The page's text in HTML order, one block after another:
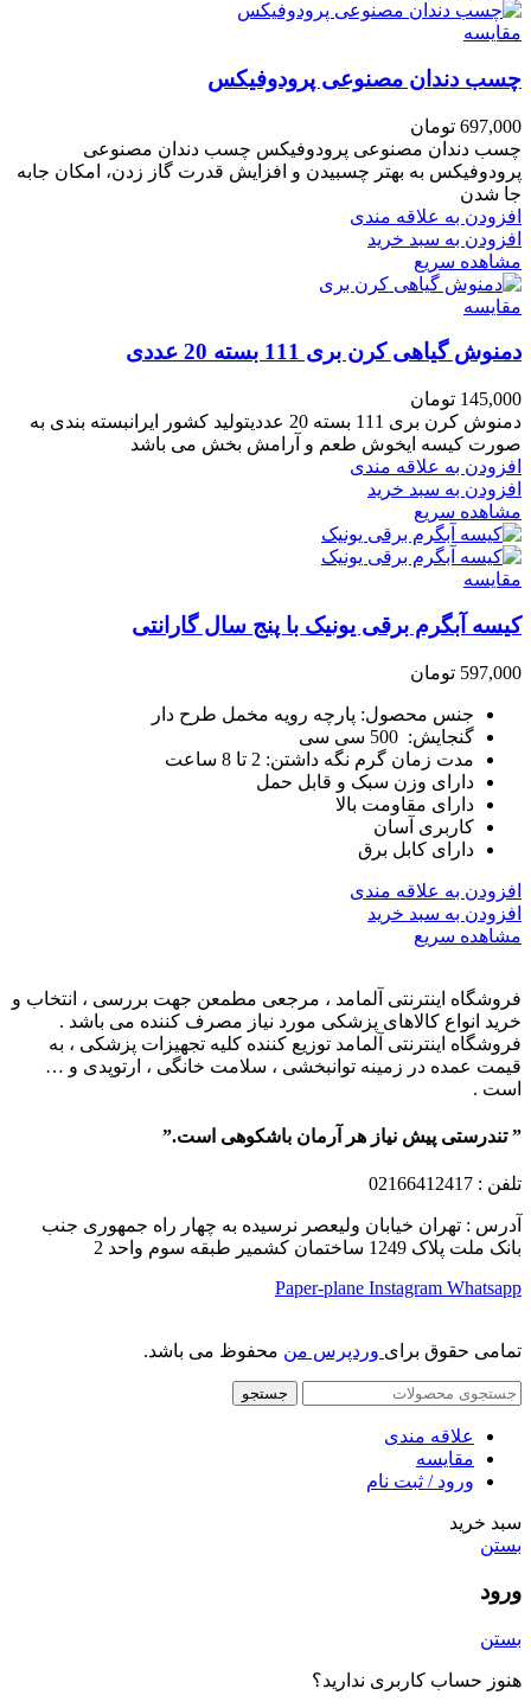
مقایسه
چسب دندان مصنوعی پرودوفیکس
697,000 تومان
چسب دندان مصنوعی پرودوفیکس چسب دندان مصنوعی
پرودوفیکس به بهتر چسبیدن و افزایش قدرت گاز زدن، امکان جابه
جا شدن
افزودن به علاقه مندی
افزودن به سبد خرید
مشاهده سریع
مقایسه
دمنوش گیاهی کرن بری 111 بسته 20 عددی
145,000 تومان
دمنوش کرن بری 111 بسته 20 عددیتولید کشور ایرانبسته بندی به
صورت کیسه ایخوش طعم و آرامش بخش می باشد
افزودن به علاقه مندی
افزودن به سبد خرید
مشاهده سریع
مقایسه
کیسه آبگرم برقی یونیک با پنج سال گارانتی
597,000 تومان
جنس محصول: پارچه رویه مخمل طرح دار
گنجایش: 500 سی سی
مدت زمان گرم نگه داشتن: 2 تا 8 ساعت
دارای وزن سبک و قابل حمل
دارای مقاومت بالا
کاربری آسان
دارای کابل برق
افزودن به علاقه مندی
افزودن به سبد خرید
مشاهده سریع
فروشگاه اینترنتی آلمامد ، مرجعی مطمعن جهت بررسی ، انتخاب و
خرید انواع کالاهای پزشکی مورد نیاز مصرف کننده می باشد .
فروشگاه اینترنتی آلمامد توزیع کننده کلیه تجهیزات پزشکی ، به
قیمت عمده در زمینه توانبخشی ، سلامت خانگی ، ارتوپدی و …
است .
” تندرستی پیش نیاز هر آرمان باشکوهی است.”
تلفن : 02166412417
آدرس : تهران خیابان ولیعصر نرسیده به چهار راه جمهوری جنب
بانک ملت پلاک 1249 ساختمان کشمیر طبقه سوم واحد 2
Paper-plane Instagram Whatsapp
تمامی حقوق برای وردپرس من محفوظ می باشد.
جستجو
علاقه مندی
مقایسه
ورود / ثبت نام
سبد خرید
بستن
ورود
بستن
هنوز حساب کاربری ندارید؟